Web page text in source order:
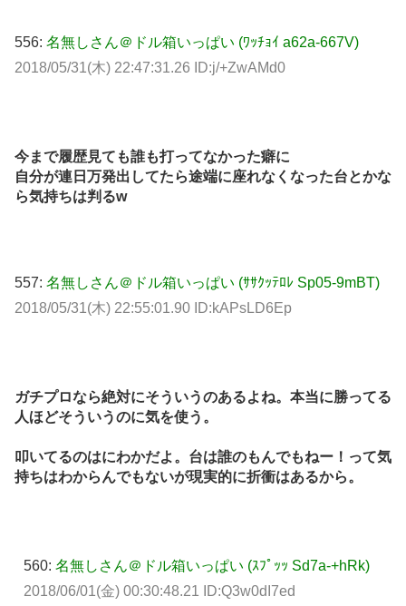
556: 名無しさん＠ドル箱いっぱい (ﾜｯﾁｮｲ a62a-667V)
2018/05/31(木) 22:47:31.26 ID:j/+ZwAMd0
今まで履歴見ても誰も打ってなかった癖に
自分が連日万発出してたら途端に座れなくなった台とかな
ら気持ちは判るw
557: 名無しさん＠ドル箱いっぱい (ｻｻｸｯﾃﾛﾚ Sp05-9mBT)
2018/05/31(木) 22:55:01.90 ID:kAPsLD6Ep
ガチプロなら絶対にそういうのあるよね。本当に勝ってる
人ほどそういうのに気を使う。
叩いてるのはにわかだよ。台は誰のもんでもねー！って気
持ちはわからんでもないが現実的に折衝はあるから。
560: 名無しさん＠ドル箱いっぱい (ｽﾌﾟｯｯ Sd7a-+hRk)
2018/06/01(金) 00:30:48.21 ID:Q3w0dI7ed